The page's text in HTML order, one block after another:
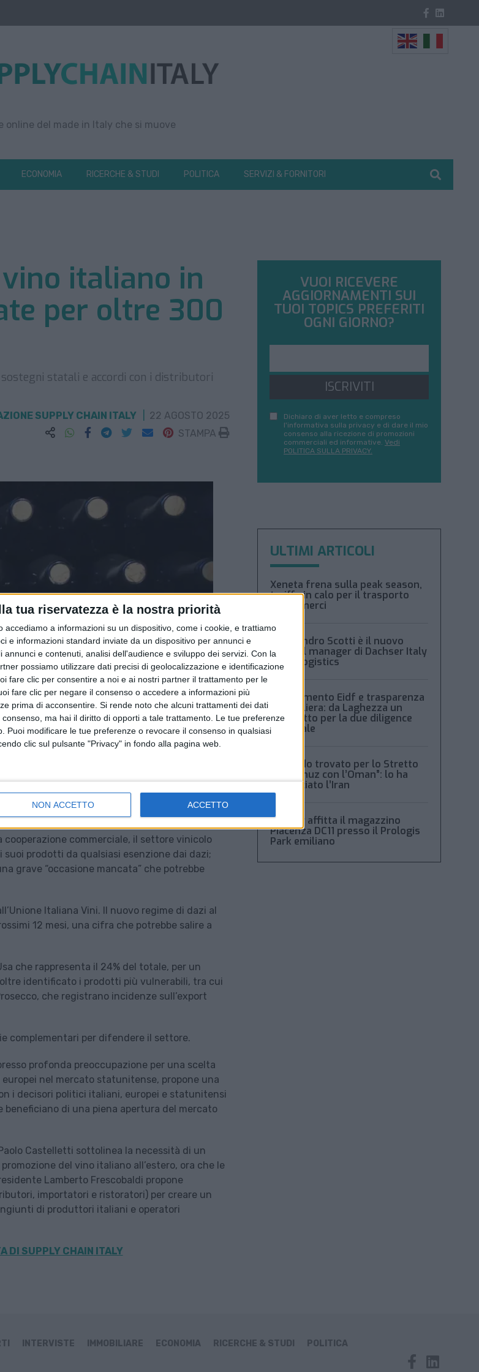
tua riservatezza è la nostra priorità
accediamo a informazioni su un dispositivo, come i cookie, e trattiamo
e informazioni standard inviate da un dispositivo per annunci e
e contenuti, analisi dell'audience e sviluppo dei servizi. Con la
possiamo utilizzare dati precisi di geolocalizzazione e identificazione
fare clic per consentire a noi e ai nostri partner il trattamento per le
fare clic per negare il consenso o accedere a informazioni più
prima di acconsentire. Si rende noto che alcuni trattamenti dei dati
ma hai il diritto di opporti a tale trattamento. Le tue preferenze
Puoi modificare le tue preferenze o revocare il consenso in qualsiasi
clic sul pulsante "Privacy" in fondo alla pagina web.
NON ACCETTO ACCETTO
online del made in Italy che si muove
ECONOMIA RICERCHE & STUDI POLITICA SERVIZI & FORNITORI
italiano in
per oltre 300
sostegni statali e accordi con i distributori
SUPPLY CHAIN ITALY
22 AGOSTO 2025
STAMPA
commerciale, il settore vinicolo
prodotti da qualsiasi esenzione dai dazi;
grave “occasione mancata” che potrebbe
Italiana Vini. Il nuovo regime di dazi al
12 mesi, una cifra che potrebbe salire a
che rappresenta il 24% del totale, per un
identificato i prodotti più vulnerabili, tra cui
che registrano incidenze sull’export
complementari per difendere il settore.
profonda preoccupazione per una scelta
nel mercato statunitense, propone una
i decisori politici italiani, europei e statunitensi
di una piena apertura del mercato
Castelletti sottolinea la necessità di un
del vino italiano all’estero, ora che le
Lamberto Frescobaldi propone
importatori e ristoratori) per creare un
di produttori italiani e operatori
DI SUPPLY CHAIN ITALY
VUOI RICEVERE
AGGIORNAMENTI SUI
TUOI TOPICS PREFERITI
OGNI GIORNO?
ISCRIVITI
Dichiaro di aver letto e compreso
l'informativa sulla privacy e di dare il mio
consenso alla ricezione di promozioni
commerciali ed informative. Vedi
POLITICA SULLA PRIVACY.
ULTIMI ARTICOLI
Xeneta frena sulla peak season,
tariffe in calo per il trasporto
aereo merci
Alessandro Scotti è il nuovo
general manager di Dachser Italy
Food Logistics
Regolamento Eidf e trasparenza
della filiera: da Laghezza un
pacchetto per la due diligence
aziendale
“Accordo trovato per lo Stretto
di Hormuz con l’Oman”: lo ha
annunciato l’Iran
Condor affitta il magazzino
Piacenza DC11 presso il Prologis
Park emiliano
INTERVISTE IMMOBILIARE ECONOMIA RICERCHE & STUDI
POLITICA